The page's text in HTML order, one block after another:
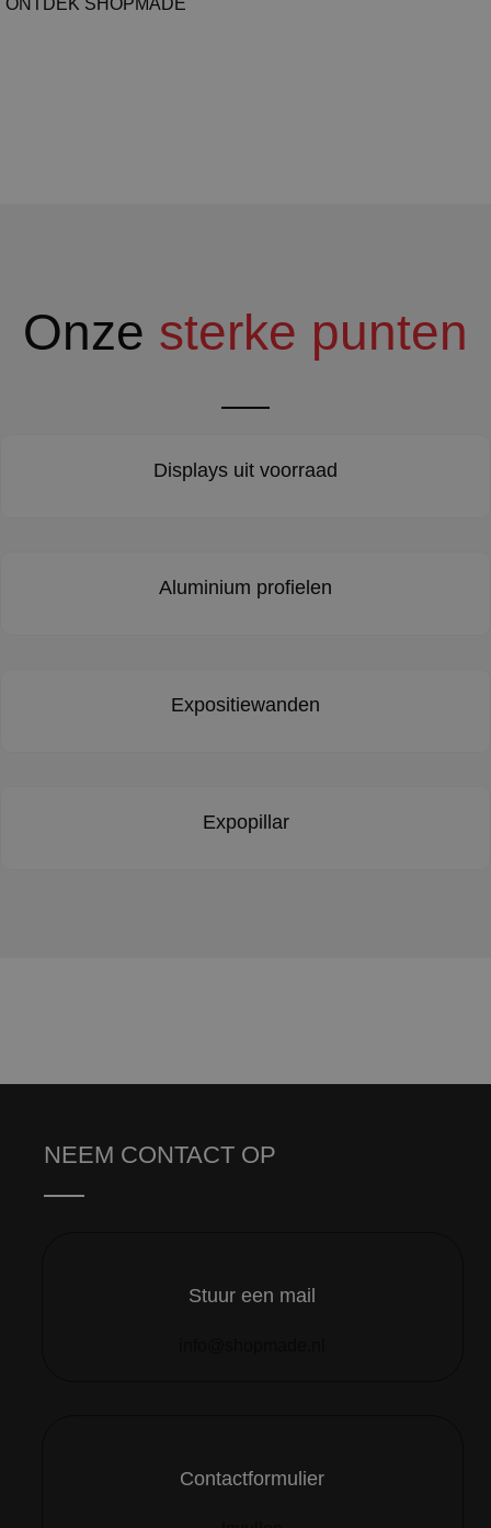
ONTDEK SHOPMADE
Onze sterke punten
Displays uit voorraad
Aluminium profielen
Expositiewanden
Expopillar
NEEM CONTACT OP
Stuur een mail
Contactformulier